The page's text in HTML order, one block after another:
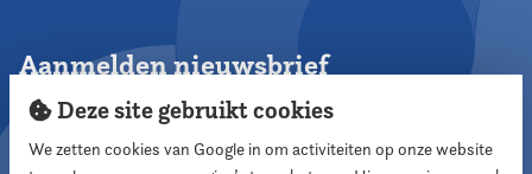
Aanmelden nieuwsbrief
Deze site gebruikt cookies
We zetten cookies van Google in om activiteiten op onze website